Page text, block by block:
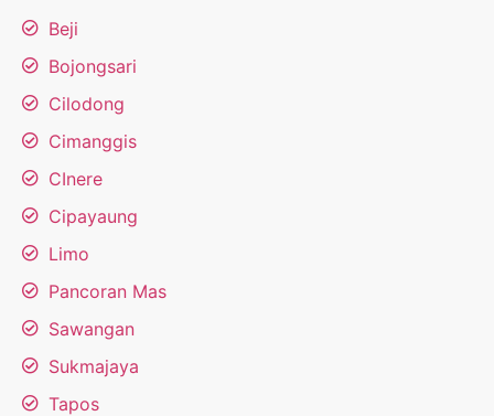
Beji
Bojongsari
Cilodong
Cimanggis
CInere
Cipayaung
Limo
Pancoran Mas
Sawangan
Sukmajaya
Tapos